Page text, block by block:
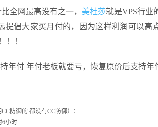
全网最高没有之一， 美杜莎就是VPS行业
提倡大家买月付的，因为这样利润可以高
！！！
年付 年付老板就要亏，恢复原价后支持年
防御的 都没有CC防御）：
6小时